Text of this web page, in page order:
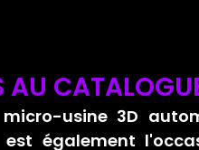
AU
usine 3D
également